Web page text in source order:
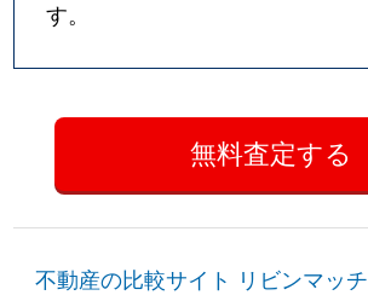
す。
不動産の比較サイト リビンマッチ